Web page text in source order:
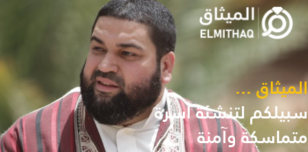
الميثاق ...
سبيلكم لتنشئة أسرة
متماسكة وآمنة